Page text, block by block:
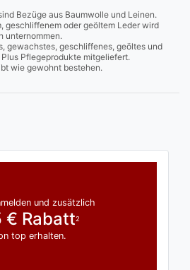
Bezüge aus Baumwolle und Leinen.
geschliffenem oder geöltem Leder wird
unternommen.
gewachstes, geschliffenes, geöltes und
Pflegeprodukte mitgeliefert.
wie gewohnt bestehen.
und zusätzlich
€ Rabatt2
top erhalten.